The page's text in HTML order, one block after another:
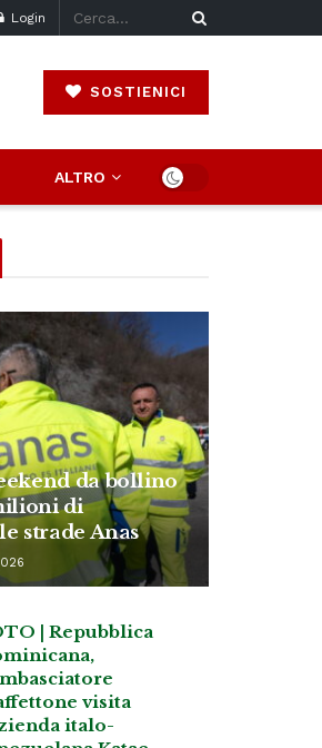
Login
SOSTIENICI
ALTRO
da bollino
di
strade Anas
| Repubblica
visita
italo-